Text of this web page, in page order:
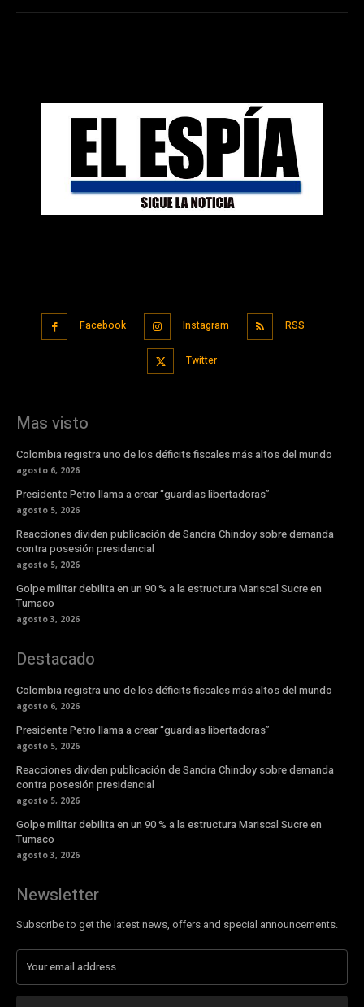
Facebook Instagram RSS
Twitter
Mas visto
Colombia registra uno de los déficits fiscales más altos del mundo
agosto 6, 2026
Presidente Petro llama a crear “guardias libertadoras”
agosto 5, 2026
Reacciones dividen publicación de Sandra Chindoy sobre demanda
contra posesión presidencial
agosto 5, 2026
Golpe militar debilita en un 90 % a la estructura Mariscal Sucre en
Tumaco
agosto 3, 2026
Destacado
Colombia registra uno de los déficits fiscales más altos del mundo
agosto 6, 2026
Presidente Petro llama a crear “guardias libertadoras”
agosto 5, 2026
Reacciones dividen publicación de Sandra Chindoy sobre demanda
contra posesión presidencial
agosto 5, 2026
Golpe militar debilita en un 90 % a la estructura Mariscal Sucre en
Tumaco
agosto 3, 2026
Newsletter
Subscribe to get the latest news, offers and special announcements.